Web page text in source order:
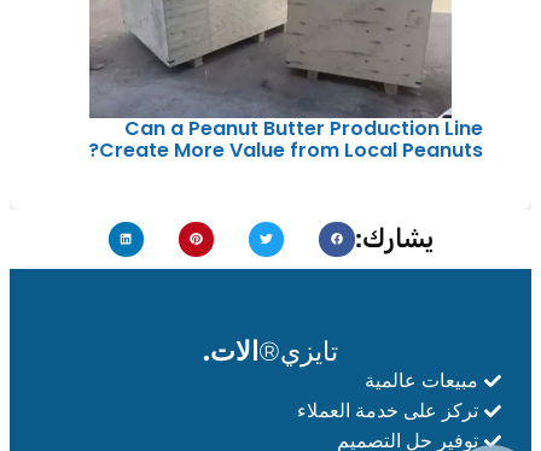
Can a Peanut Butter Production Line
Create More Value from Local Peanuts?
يشارك:
تايزي® الات.
مبيعات عالمية
تركز على خدمة العملاء
توفير حل التصميم